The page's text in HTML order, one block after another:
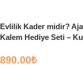
Evlilik Kader midir?
Kalem Hediye Seti –
890.00₺